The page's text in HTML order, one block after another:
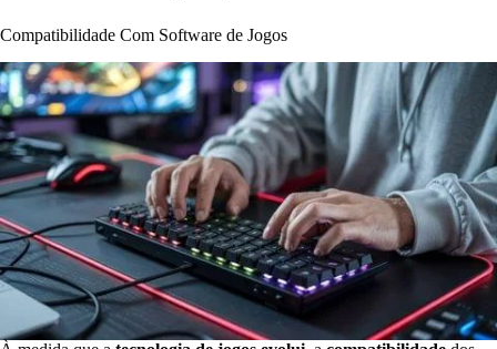
Compatibilidade Com Software de Jogos